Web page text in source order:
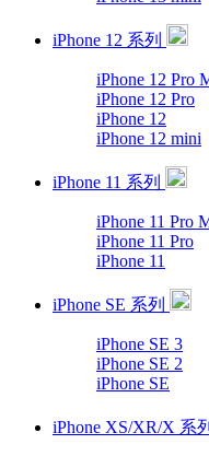
iPhone 12 系列
iPhone 12 Pro
iPhone 12 Pro
iPhone 12
iPhone 12 mini
iPhone 11 系列
iPhone 11 Pro
iPhone 11 Pro
iPhone 11
iPhone SE 系列
iPhone SE 3
iPhone SE 2
iPhone SE
iPhone XS/XR/X 系列